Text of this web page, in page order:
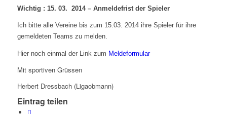
Wichtig : 15. 03. 2014 – Anmeldefrist der Spieler
Ich bitte alle Vereine bis zum 15.03. 2014 ihre Spieler für ihre
gemeldeten Teams zu melden.
Hier noch einmal der Link zum Meldeformular
Mit sportiven Grüssen
Herbert Dressbach (Ligaobmann)
Eintrag teilen